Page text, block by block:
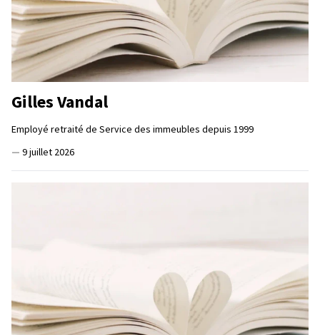
Gilles Vandal
Employé retraité de Service des immeubles depuis 1999
— 9 juillet 2026